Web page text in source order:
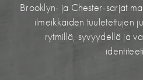
Brooklyn- ja Chester-sarjat
ilmeikkäiden tuuletettujen
rytmillä, syvyydellä ja
Brooklyn- ja Chester-sarjat
ilmeikkäiden tuuletettujen
rytmillä, syvyydellä ja
Brooklyn- ja Chester-sarjat
ilmeikkäiden tuuletettujen
rytmillä, syvyydellä ja